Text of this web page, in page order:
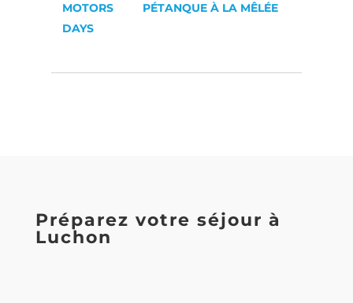
MOTORS
DAYS
PÉTANQUE À LA MÊLÉE
Préparez votre séjour à
Luchon